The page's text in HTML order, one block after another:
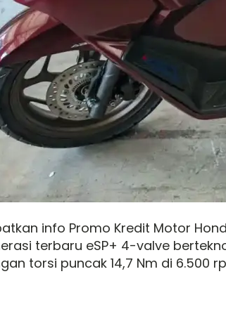
info Promo Kredit Motor
terbaru eSP+ 4-valve
torsi puncak 14,7 Nm di 6.500